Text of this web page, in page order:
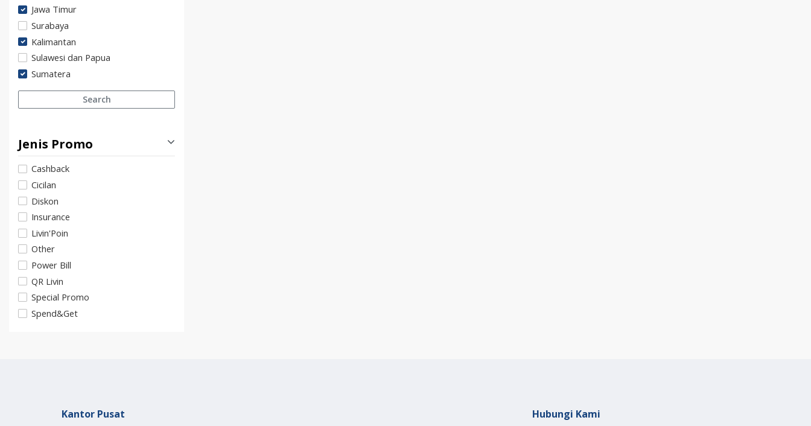
Jawa Timur
Surabaya
Kalimantan
Sulawesi dan Papua
Sumatera
Search
Jenis Promo
Cashback
Cicilan
Diskon
Insurance
Livin'Poin
Other
Power Bill
QR Livin
Special Promo
Spend&Get
Kantor Pusat
Hubungi Kami